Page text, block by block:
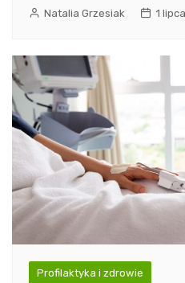
Natalia Grzesiak 1
Profilaktyka i zdrowie